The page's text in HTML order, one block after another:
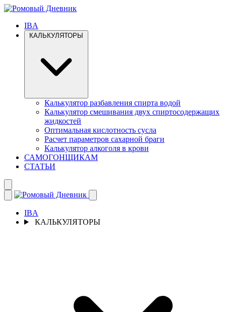
IBA
Калькулятор разбавления спирта водой
Калькулятор смешивания двух спиртосодержащих
жидкостей
Оптимальная кислотность сусла
Расчет параметров сахарной браги
Калькулятор алкоголя в крови
САМОГОНЩИКАМ
СТАТЬИ
IBA
КАЛЬКУЛЯТОРЫ